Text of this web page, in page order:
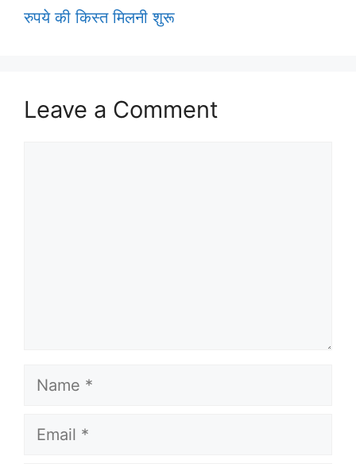
रुपये की किस्त मिलनी शुरू
Leave a Comment
Name
Email